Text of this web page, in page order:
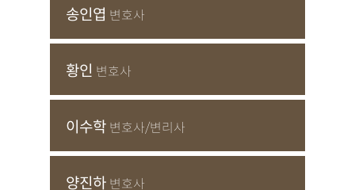
송인엽 변호사
황인 변호사
이수학 변호사/변리사
양진하 변호사